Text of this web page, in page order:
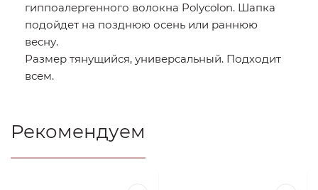
гиппоалергенного волокна Polycolon. Шапка
подойдет на позднюю осень или раннюю
весну.
Размер тянущийся, универсальный. Подходит
всем.
Рекомендуем